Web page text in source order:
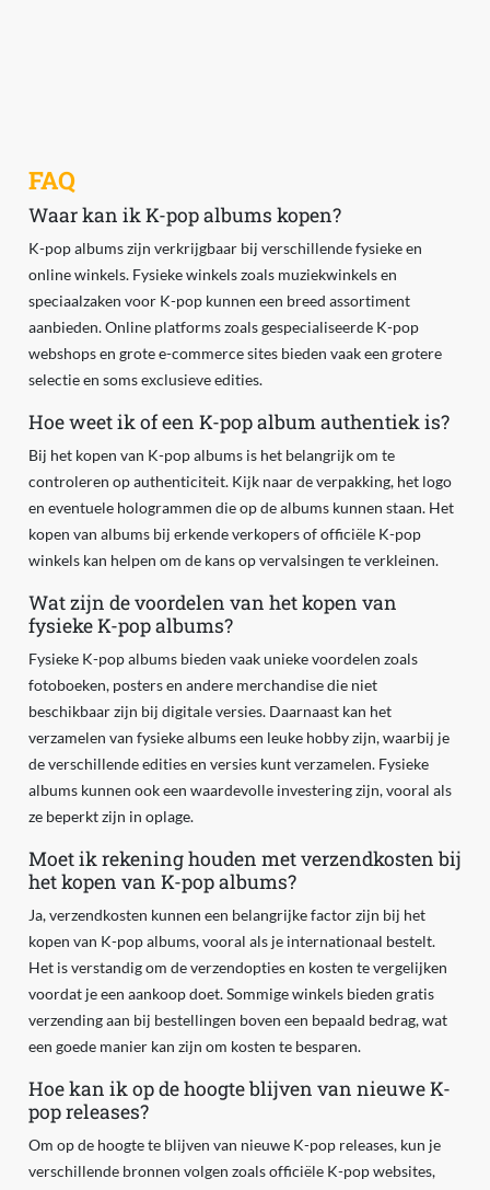
FAQ
Waar kan ik K-pop albums kopen?
K-pop albums zijn verkrijgbaar bij verschillende fysieke en
online winkels. Fysieke winkels zoals muziekwinkels en
speciaalzaken voor K-pop kunnen een breed assortiment
aanbieden. Online platforms zoals gespecialiseerde K-pop
webshops en grote e-commerce sites bieden vaak een grotere
selectie en soms exclusieve edities.
Hoe weet ik of een K-pop album authentiek is?
Bij het kopen van K-pop albums is het belangrijk om te
controleren op authenticiteit. Kijk naar de verpakking, het logo
en eventuele hologrammen die op de albums kunnen staan. Het
kopen van albums bij erkende verkopers of officiële K-pop
winkels kan helpen om de kans op vervalsingen te verkleinen.
Wat zijn de voordelen van het kopen van
fysieke K-pop albums?
Fysieke K-pop albums bieden vaak unieke voordelen zoals
fotoboeken, posters en andere merchandise die niet
beschikbaar zijn bij digitale versies. Daarnaast kan het
verzamelen van fysieke albums een leuke hobby zijn, waarbij je
de verschillende edities en versies kunt verzamelen. Fysieke
albums kunnen ook een waardevolle investering zijn, vooral als
ze beperkt zijn in oplage.
Moet ik rekening houden met verzendkosten bij
het kopen van K-pop albums?
Ja, verzendkosten kunnen een belangrijke factor zijn bij het
kopen van K-pop albums, vooral als je internationaal bestelt.
Het is verstandig om de verzendopties en kosten te vergelijken
voordat je een aankoop doet. Sommige winkels bieden gratis
verzending aan bij bestellingen boven een bepaald bedrag, wat
een goede manier kan zijn om kosten te besparen.
Hoe kan ik op de hoogte blijven van nieuwe K-
pop releases?
Om op de hoogte te blijven van nieuwe K-pop releases, kun je
verschillende bronnen volgen zoals officiële K-pop websites,